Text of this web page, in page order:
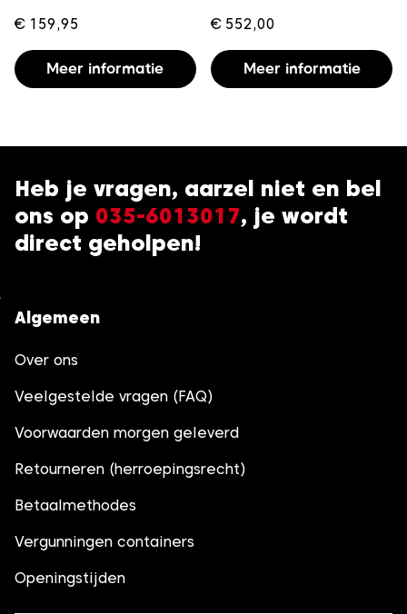
€ 159,95
Meer informatie
€ 552,00
Meer informatie
Heb je vragen, aarzel niet en bel
ons op 035-6013017, je wordt
direct geholpen!
Algemeen
Over ons
Veelgestelde vragen (FAQ)
Voorwaarden morgen geleverd
Retourneren (herroepingsrecht)
Betaalmethodes
Vergunningen containers
Openingstijden